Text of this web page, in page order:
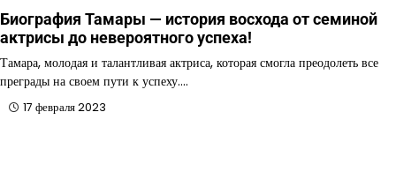
Биография Тамары — история восхода от семиной
актрисы до невероятного успеха!
Тамара, молодая и талантливая актриса, которая смогла преодолеть все
преграды на своем пути к успеху.…
17 февраля 2023